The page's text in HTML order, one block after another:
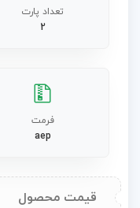
تعداد پارت
2
فرمت
aep
قیمت محصول